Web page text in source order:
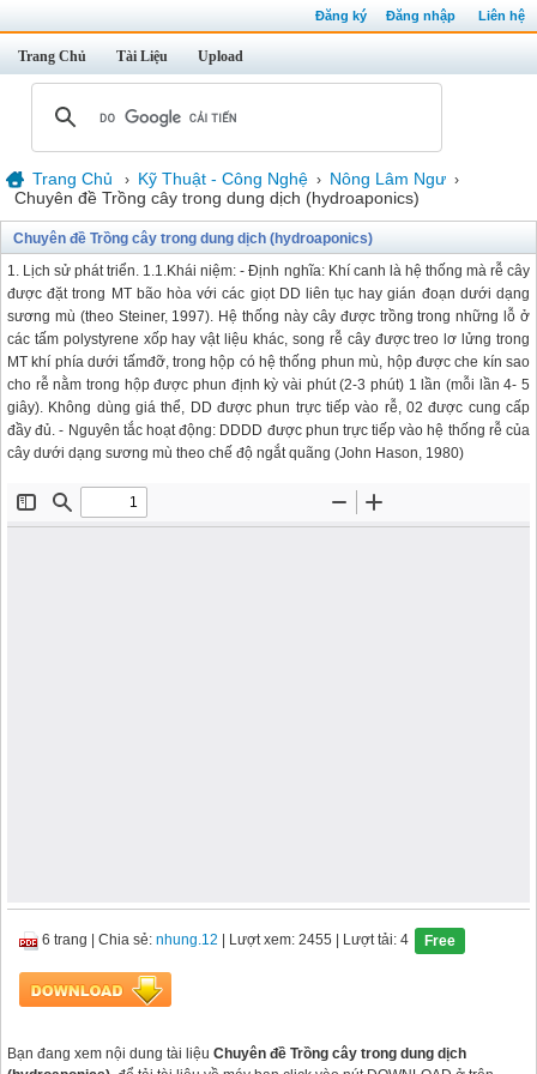
Đăng ký Đăng nhập Liên hệ
Trang Chủ Tài Liệu Upload
Trang Chủ › Kỹ Thuật - Công Nghệ › Nông Lâm Ngư ›
Chuyên đề Trồng cây trong dung dịch (hydroaponics)
Chuyên đề Trồng cây trong dung dịch (hydroaponics)
1. Lịch sử phát triển. 1.1.Khái niệm: - Định nghĩa: Khí canh là hệ thống mà rễ cây
được đặt trong MT bão hòa với các giọt DD liên tục hay gián đoạn dưới dạng
sương mù (theo Steiner, 1997). Hệ thống này cây được trồng trong những lỗ ở
các tấm polystyrene xốp hay vật liệu khác, song rễ cây được treo lơ lửng trong
MT khí phía dưới tấmđỡ, trong hộp có hệ thống phun mù, hộp được che kín sao
cho rễ nằm trong hộp được phun định kỳ vài phút (2-3 phút) 1 lần (mỗi lần 4- 5
giây). Không dùng giá thể, DD được phun trực tiếp vào rễ, 02 được cung cấp
đầy đủ. - Nguyên tắc hoạt động: DDDD được phun trực tiếp vào hệ thống rễ của
cây dưới dạng sương mù theo chế độ ngắt quãng (John Hason, 1980)
6 trang Chia sẻ: nhung.12 | Lượt xem: 2455 | Lượt tải: 4 Free
Bạn đang xem nội dung tài liệu Chuyên đề Trồng cây trong dung dịch